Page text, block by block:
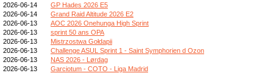
2026-06-14
GP Hades 2026 E5
2026-06-14
Grand Raid Altitude 2026 E2
2026-06-13
AOC 2026 Onehunga High Sprint
2026-06-13
sprint 50 ans OPA
2026-06-13
Mistrzostwa Gołdapii
2026-06-13
Challenge ASUL Sprint 1 - Saint Symphorien d Ozon
2026-06-13
NAS 2026 - Lørdag
2026-06-13
Garciotum - COTO - Liga Madrid